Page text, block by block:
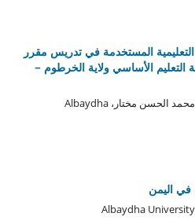
المستخدمة في تدريس مقرر
التعليم الأساسي ولاية الخرطوم –
فائزة بابكر علي أحمد، ضياء الدين محمد الحسن مختار، Albaydha
في اليمن